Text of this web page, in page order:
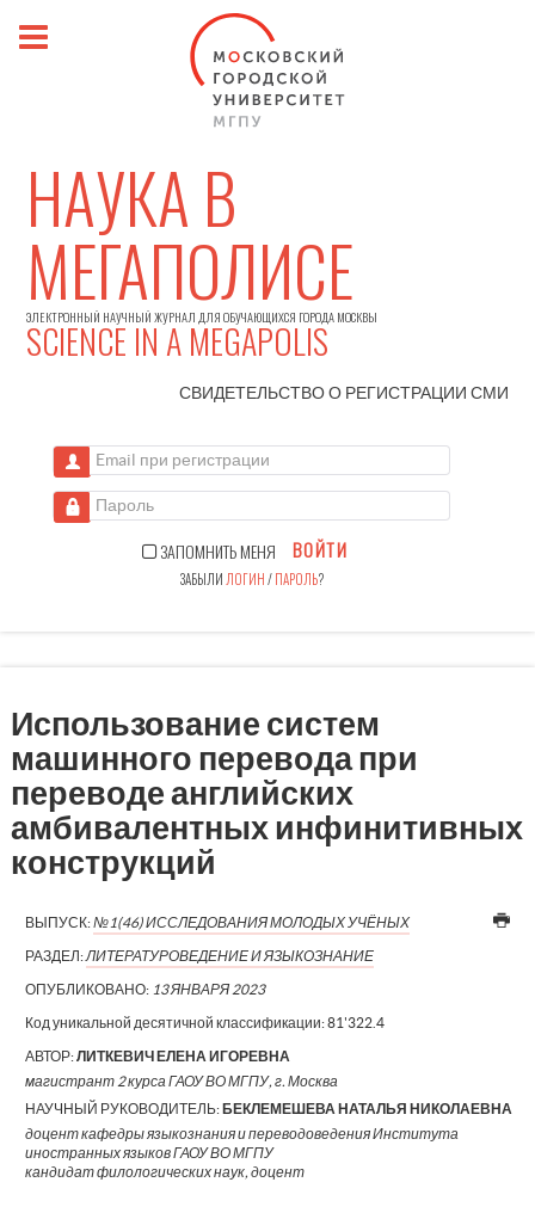
НАУКА В
МЕГАПОЛИСЕ
ЭЛЕКТРОННЫЙ НАУЧНЫЙ ЖУРНАЛ ДЛЯ ОБУЧАЮЩИХСЯ ГОРОДА МОСКВЫ
SCIENCE IN A MEGAPOLIS
СВИДЕТЕЛЬСТВО О РЕГИСТРАЦИИСМИ
Email при регистрации
Пароль
ЗАПОМНИТЬ МЕНЯ ВОЙТИ
ЗАБЫЛИ ЛОГИН/ПАРОЛЬ?
Использование систем
машинного перевода при
переводе английских
амбивалентных инфинитивных
конструкций
ВЫПУСК:№1(46) ИССЛЕДОВАНИЯ МОЛОДЫХ УЧЁНЫХ
РАЗДЕЛ:ЛИТЕРАТУРОВЕДЕНИЕ И ЯЗЫКОЗНАНИЕ
ОПУБЛИКОВАНО: 13 ЯНВАРЯ 2023
Код уникальной десятичной классификации:81'322.4
АВТОР:ЛИТКЕВИЧ ЕЛЕНА ИГОРЕВНА
магистрант 2 курса ГАОУ ВО МГПУ, г. Москва
НАУЧНЫЙ РУКОВОДИТЕЛЬ:БЕКЛЕМЕШЕВА НАТАЛЬЯ НИКОЛАЕВНА
доцент кафедры языкознания и переводоведения Института
иностранных языков ГАОУ ВО МГПУ
кандидат филологических наук, доцент